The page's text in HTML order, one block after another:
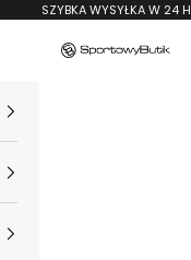
SZYBKA WYSYŁKA W 24 H
SportowyButik